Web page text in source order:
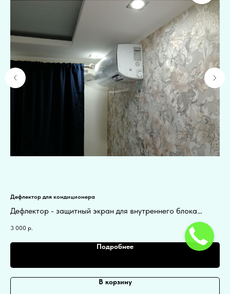
Дефлектор для кондиционера
Дефлектор - защитный экран для внутреннего блока
3 000 р.
Подробнее
В корзину